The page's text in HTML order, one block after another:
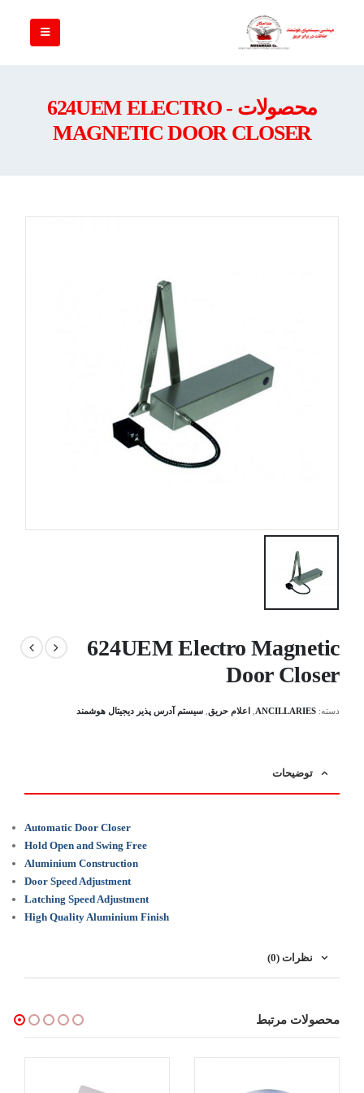
محصولات - 624UEM ELECTRO
MAGNETIC DOOR CLOSER
624UEM Electro Magnetic
Door Closer
دسته: ANCILLARIES اعلام حریق سیستم آدرس پذیر دیجیتال هوشمند
توضیحات
Automatic Door Closer
Hold Open and Swing Free
Aluminium Construction
Door Speed Adjustment
Latching Speed Adjustment
High Quality Aluminium Finish
نظرات (0)
محصولات مرتبط